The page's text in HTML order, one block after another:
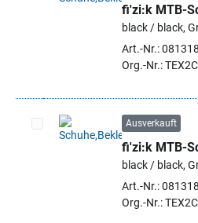
Artikel auswählen
fi'zi:k MTB-
black / black,
Art.-Nr.:
Org.-Nr.:
Artikel auswählen
Ausverkauft
fi'zi:k MTB-
black / black,
Art.-Nr.:
Org.-Nr.: